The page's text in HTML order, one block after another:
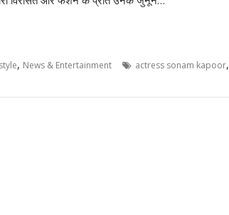
, News & Entertainment actress sonam kapoor,